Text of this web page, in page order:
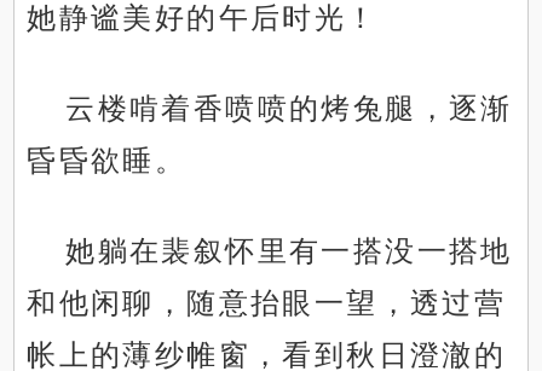
她静谧美好的午后时光！
云楼啃着香喷喷的烤兔腿，逐渐
昏昏欲睡。
她躺在裴叙怀里有一搭没一搭地
和他闲聊，随意抬眼一望，透过营
帐上的薄纱帷窗，看到秋日澄澈的